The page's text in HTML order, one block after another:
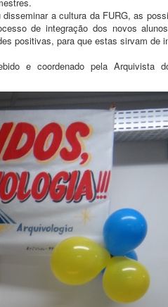
a cultura da FURG, as
de integração dos novos
positivas, para que estas sirvam de
e coordenado pela Arquivista